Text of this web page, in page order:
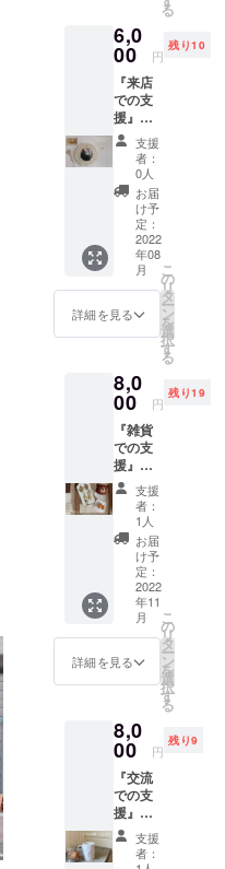
什器を
電動ド
リルで
一緒に
作る
日、床
材を一
緒には
めこむ
日、な
どのお
手伝い
をしな
がら、
くるみ
店長と
おしゃ
あなた
のニッ
クネー
ムが壁
に残り
ます
よ！
(ニック
ネーム
を壁に
書いて
頂きま
時間：
1-2時間
汚れて
もよい
下さ
い。 ＊
軍手な
どはこ
ちらで
ご準備
しま
す。 ＊
に、ア
ン
ティー
クレー
スやド
ライフ
ラワー
がSET
になり
ますの
で、届
いてす
ぐにお
部屋に
飾りア
クセサ
リーを
ことが
できま
す。 壁
掛けで
も置い
ても楽
しめま
す。 ＊
くるみ
店長直
筆のお
手紙も
セット
です。
＊2022
年11月
前後か
次発送
いたし
ます。
＊送料
(¥890)
込みの
価格で
す。
る
6,0
00 円
残り10
『来店
での支
援』プ
レ
OPEN
チケッ
ト 9月
のオー
プン前
に特別
にくる
もり雑
貨店で
お買い
物がで
きま
店ラッ
シュを
気にせ
ず、
ゆった
りとお
買い物
が可能
です
し、気
になる
作品を
いち早
チェッ
クでき
ます
つき、
お一人
様５点
までの
ご購入
とさせ
てくだ
さい。
支援
者：
0人
お届
け予
定：
2022
年08
月
詳細を見る
こ
の
リ
タ
ー
ン
を
選
択
す
る
8,0
00 円
残り19
『雑貨
での支
援』
OPEN
記念・
おまか
せアク
セサ
リー
SET
OPEN
を彩る
作家さ
まの中
から、
くるみ
セレク
トした
アクセ
サリー
をお送
りしま
す。
ニーズ
支援
者：
1人
お届
け予
定：
2022
年11
月
詳細を見る
こ
の
リ
タ
ー
ン
を
選
択
す
る
8,0
00 円
残り9
『交流
での支
援』く
るみ店
長との
お茶会
支援
者：